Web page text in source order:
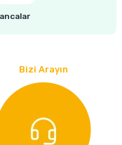
Bizi Arayın